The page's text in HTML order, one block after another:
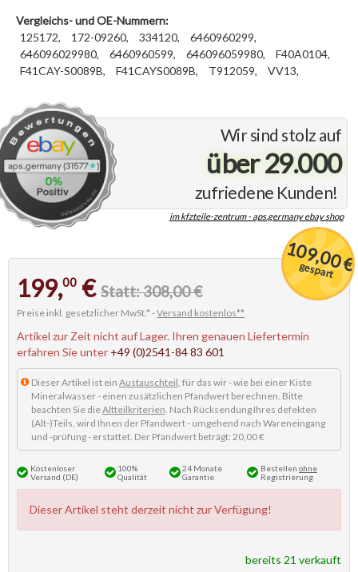
Wir sind stolz auf
über 29.000
zufriedene Kunden!
im kfzteile-zentrum - aps.germany ebay shop
Vergleichs- und OE-Nummern:
125172,
172-09260, 334120,
6460960299,
646096029980,
6460960599, 646096059980,
F40A0104,
F41CAY-S0089B,
F41CAYS0089B, T912059, VV13,
109,00 €
gespart
199,00 € Statt: 308,00 €
Preise inkl. gesetzlicher MwSt.* -Versand kostenlos**
Artikel zur Zeit nicht auf Lager. Ihren genauen Liefertermin
erfahren Sie unter +49 (0)2541-84 83 601
Dieser Artikel ist ein Austauschteil, für das wir - wie bei einer Kiste
Mineralwasser - einen zusätzlichen Pfandwert berechnen. Bitte
beachten Sie dieAltteilkriterien. Nach Rücksendung Ihres defekten
(Alt-)Teils, wird Ihnen der Pfandwert - umgehend nach Wareneingang
und -prüfung - erstattet. Der Pfandwert beträgt: 20,00 €
Kostenloser
Versand (DE)
100%
Qualität
24 Monate
Garantie
Bestellen ohne
Registrierung
Dieser Artikel steht derzeit nicht zur Verfügung!
bereits 21 verkauft